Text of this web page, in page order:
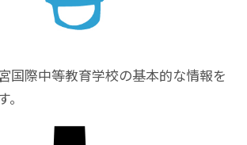
国際中等教育学校の基本的な情報を